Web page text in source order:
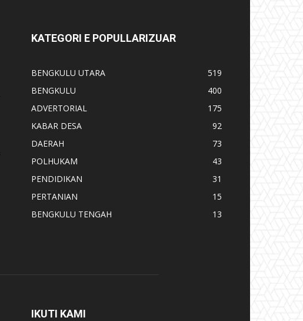
KATEGORI E POPULLARIZUAR
BENGKULU UTARA
519
BENGKULU
400
ADVERTORIAL
175
KABAR DESA
92
DAERAH
73
POLHUKAM
43
PENDIDIKAN
31
PERTANIAN
15
BENGKULU TENGAH
13
IKUTI KAMI